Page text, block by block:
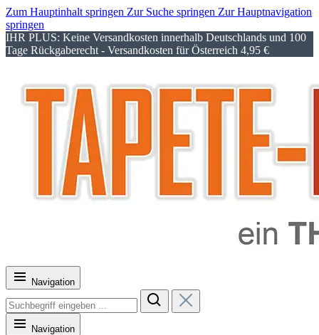
Zum Hauptinhalt springen Zur Suche springen Zur Hauptnavigation
springen
IHR PLUS: Keine Versandkosten innerhalb Deutschlands und 100
Tage Rückgaberecht - Versandkosten für Österreich 4,95 €
Navigation
Navigation